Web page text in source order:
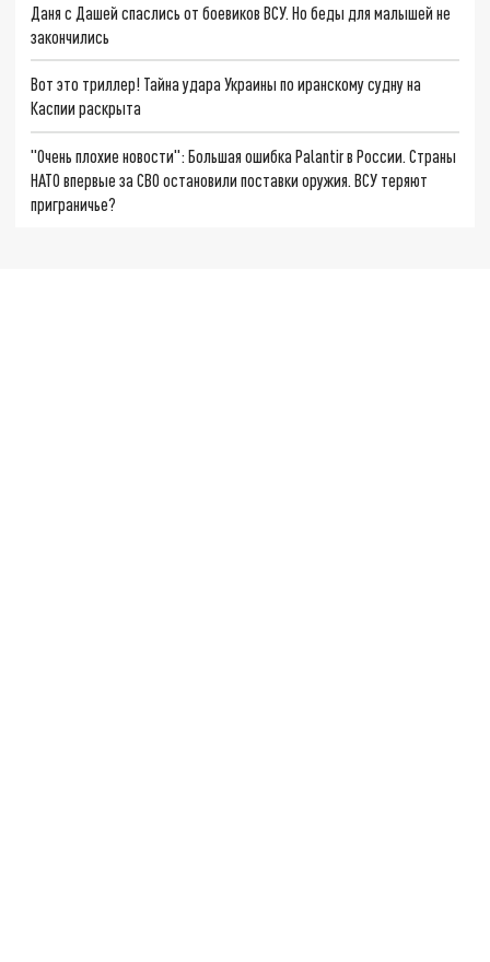
Даня с Дашей спаслись от боевиков ВСУ. Но беды для малышей не
закончились
Вот это триллер! Тайна удара Украины по иранскому судну на
Каспии раскрыта
"Очень плохие новости": Большая ошибка Palantir в России. Страны
НАТО впервые за СВО остановили поставки оружия. ВСУ теряют
приграничье?